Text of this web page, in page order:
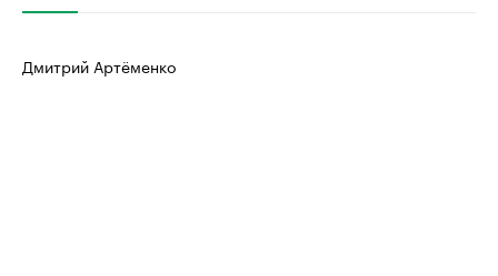
Дмитрий Артёменко